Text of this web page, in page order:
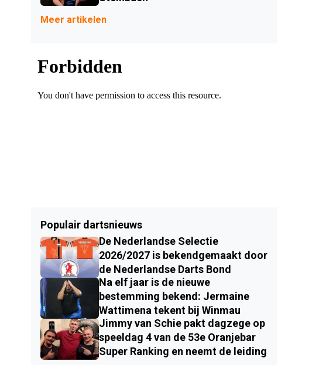
Meer artikelen
Populair dartsnieuws
De Nederlandse Selectie
2026/2027 is bekendgemaakt door
de Nederlandse Darts Bond
Na elf jaar is de nieuwe
bestemming bekend: Jermaine
Wattimena tekent bij Winmau
Jimmy van Schie pakt dagzege op
speeldag 4 van de 53e Oranjebar
Super Ranking en neemt de leiding